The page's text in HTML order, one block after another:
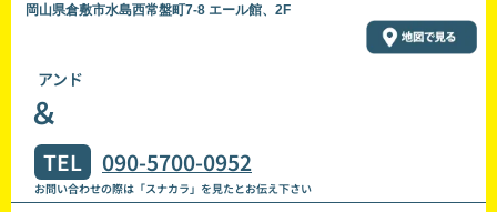
岡山県倉敷市水島西常盤町7-8 エール館、2F
アンド
＆
TEL 090-5700-0952
お問い合わせの際は「スナカラ」を見たとお伝え下さい